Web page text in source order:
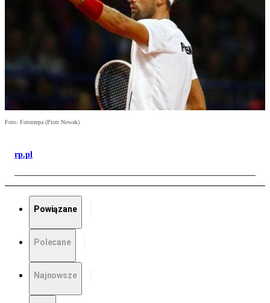
Foto: Fotorzepa (Piotr Nowak)
rp.pl
Powiązane
Polecane
Najnowsze